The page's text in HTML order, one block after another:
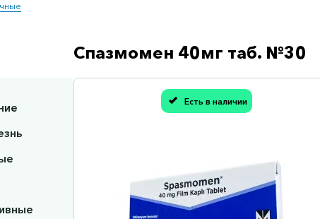
Спазмомен 40мг таб. №30
Есть в наличии
Спасибо, мы учли Вашу оценку!